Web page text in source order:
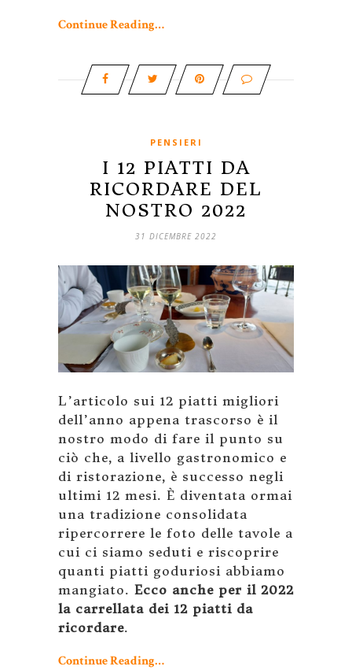
Continue Reading…
PENSIERI
I 12 PIATTI DA
RICORDARE DEL
NOSTRO 2022
31 DICEMBRE 2022
L’articolo sui 12 piatti migliori
dell’anno appena trascorso è il
nostro modo di fare il punto su
ciò che, a livello gastronomico e
di ristorazione, è successo negli
ultimi 12 mesi. È diventata ormai
una tradizione consolidata
ripercorrere le foto delle tavole a
cui ci siamo seduti e riscoprire
quanti piatti goduriosi abbiamo
mangiato. Ecco anche per il 2022
la carrellata dei 12 piatti da
ricordare.
Continue Reading…